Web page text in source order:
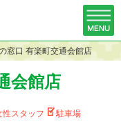
窓口 有楽町交通会館店
会館店
性スタッフ
駐車場